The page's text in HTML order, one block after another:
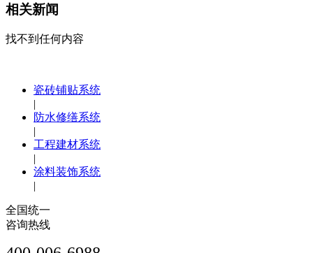
相关新闻
找不到任何内容
瓷砖铺贴系统
|
防水修缮系统
|
工程建材系统
|
涂料装饰系统
|
全国统一
咨询热线